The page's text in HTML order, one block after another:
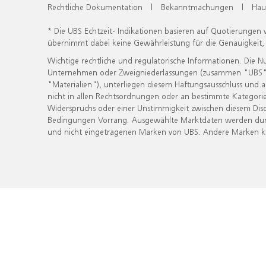
Rechtliche Dokumentation | Bekanntmachungen |
* Die UBS Echtzeit- Indikationen basieren auf
übernimmt dabei keine Gewährleistung für die
Wichtige rechtliche und regulatorische Informationen. Die
Unternehmen oder Zweigniederlassungen (zusammen
"Materialien"), unterliegen diesem Haftungsausschluss
nicht in allen Rechtsordnungen oder an bestimmte
Widerspruchs oder einer Unstimmigkeit zwischen diesem
Bedingungen Vorrang. Ausgewählte Marktdaten werden
und nicht eingetragenen Marken von UBS. Andere Marken